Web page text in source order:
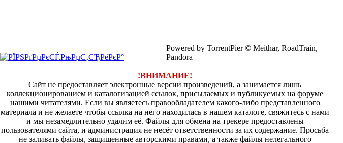
Powered by TorrentPier © Meithar, RoadTrain,
Pandora
!ВНИМАНИЕ!
Сайт не предоставляет электронные версии произведений, а занимается лишь
коллекционированием и каталогизацией ссылок, присылаемых и публикуемых на форуме
нашими читателями. Если вы являетесь правообладателем какого-либо представленного
материала и не желаете чтобы ссылка на него находилась в нашем каталоге, свяжитесь с нами
и мы незамедлительно удалим её. Файлы для обмена на трекере предоставлены
пользователями сайта, и администрация не несёт ответственности за их содержание. Просьба
не заливать файлы, защищенные авторскими правами, а также файлы нелегального